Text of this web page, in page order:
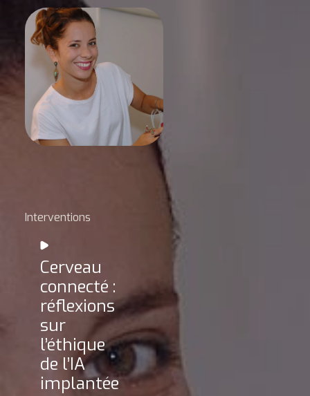
Interventions
Cerveau
connecté :
réflexions
sur
l’éthique
de l’IA
implantée